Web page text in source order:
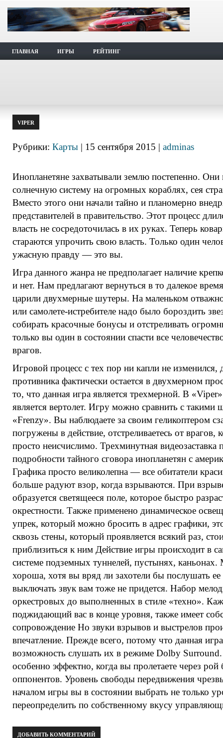
ГЛАВНАЯ ИГРЫ РЕЙТИНГ
VIPER
Рубрики: Карты | 15 сентября 2015 | adminas
Инопланетяне захватывали землю постепенно. Они
солнечную систему на огромных кораблях, сея
Вместо этого они начали тайно и планомерно
представителей в правительство. Этот процесс
власть не сосредоточилась в их руках. Теперь
стараются упрочить свою власть. Только один
ужасную правду — это вы.
Игра данного жанра не предполагает наличие
и нет. Нам предлагают вернуться в то далекое
царили двухмерные шутеры. На маленьком
или самолете-истребителе надо было бороздить
собирать красочные бонусы и отстреливать
только вы один в состоянии спасти все
врагов.
Игровой процесс с тех пор ни капли не
противника фактически остается в двухмерном
то, что данная игра является трехмерной. В
является вертолет. Игру можно сравнить с
«Frenzy». Вы наблюдаете за своим геликоптером
погружены в действие, отстреливаетесь от врагов,
просто неисчислимо. Трехминутная видеозаставка
подробности тайного сговора инопланетян с
Графика просто великолепна — все обитатели
больше радуют взор, когда взрываются. При
образуется светящееся поле, которое быстро
окрестности. Также применено динамическое
упрек, который можно бросить в адрес графики,
сквозь стены, который проявляется всякий раз,
приблизиться к ним Действие игры происходит в
системе подземных туннелей, пустынях,
хороша, хотя вы вряд ли захотели бы послушать
выключать звук вам тоже не придется. Набор
оркестровых до выполненных в стиле «техно».
поджидающий вас в конце уровня, также имеет
сопровождение Но звуки взрывов и выстрелов
впечатление. Прежде всего, потому что данная
возможность слушать их в режиме Dolby Surround.
особенно эффектно, когда вы пролетаете через
оппонентов. Уровень свободы передвижения
началом игры вы в состоянии выбрать не только
переопределить по собственному вкусу
ДОБАВИТЬ КОММЕНТАРИЙ